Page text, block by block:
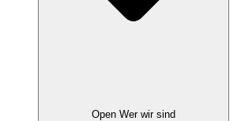
Open Wer wir sind